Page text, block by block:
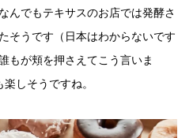
んでもテキサスのお店では発酵さ
そうです（日本はわからないです
もが頬を押さえてこう言いま
しそうですね。